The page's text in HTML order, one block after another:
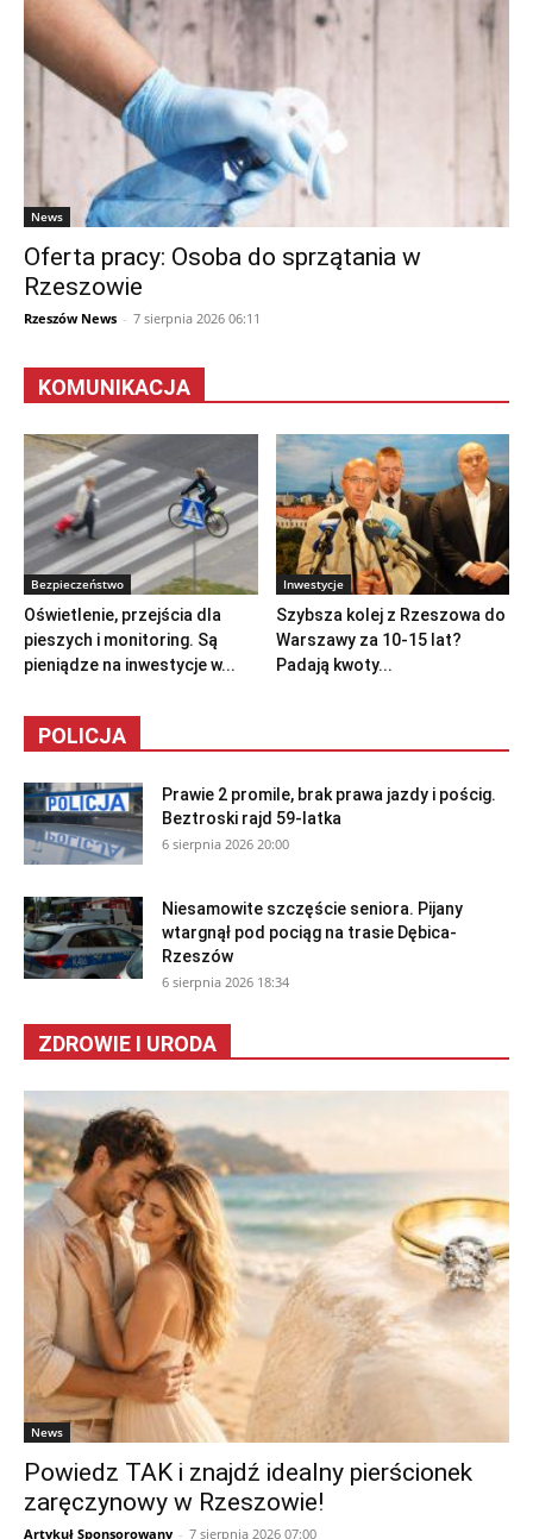
News
Oferta pracy: Osoba do sprzątania w
Rzeszowie
Rzeszów News - 7 sierpnia 2026 06:11
KOMUNIKACJA
Bezpieczeństwo
Oświetlenie, przejścia dla
pieszych i monitoring. Są
pieniądze na inwestycje w...
Inwestycje
Szybsza kolej z Rzeszowa do
Warszawy za 10-15 lat?
Padają kwoty...
POLICJA
Prawie 2 promile, brak prawa jazdy i pościg.
Beztroski rajd 59-latka
6 sierpnia 2026 20:00
Niesamowite szczęście seniora. Pijany
wtargnął pod pociąg na trasie Dębica-
Rzeszów
6 sierpnia 2026 18:34
ZDROWIE I URODA
News
Powiedz TAK i znajdź idealny pierścionek
zaręczynowy w Rzeszowie!
Artykuł Sponsorowany - 7 sierpnia 2026 07:00